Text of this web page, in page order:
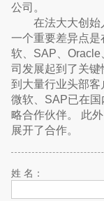
公司。
在法大大创始
一个重要差异点
软、SAP、Oracle
司发展起到了关键
到大量行业头部客
微软、SAP已在
略合作伙伴。 此
展开了合作。
姓 名：